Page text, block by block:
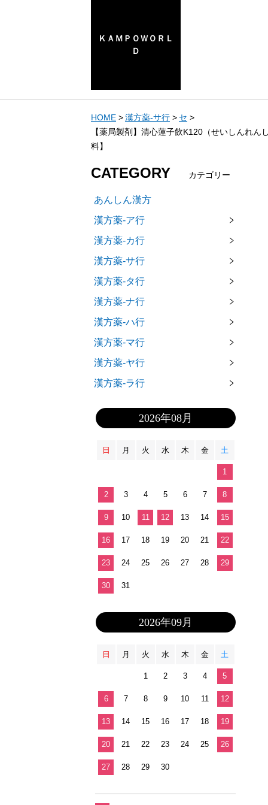
ＫＡＭＰＯＷＯＲＬ
Ｄ
HOME 漢方薬-サ行
セ
【薬局製剤】清心蓮子飲K120（せいしんれ
料】
CATEGORY カテゴリー
あんしん漢方
漢方薬-ア行
漢方薬-カ行
漢方薬-サ行
漢方薬-タ行
漢方薬-ナ行
漢方薬-ハ行
漢方薬-マ行
漢方薬-ヤ行
漢方薬-ラ行
2026年08月
日 月 火 水 木 金 土
1
2 3 4 5 6 7 8
9 10 11 12 13 14 15
16 17 18 19 20 21 22
23 24 25 26 27 28 29
30 31
2026年09月
日 月 火 水 木 金 土
1 2 3 4 5
6 7 8 9 10 11 12
13 14 15 16 17 18 19
20 21 22 23 24 25 26
27 28 29 30